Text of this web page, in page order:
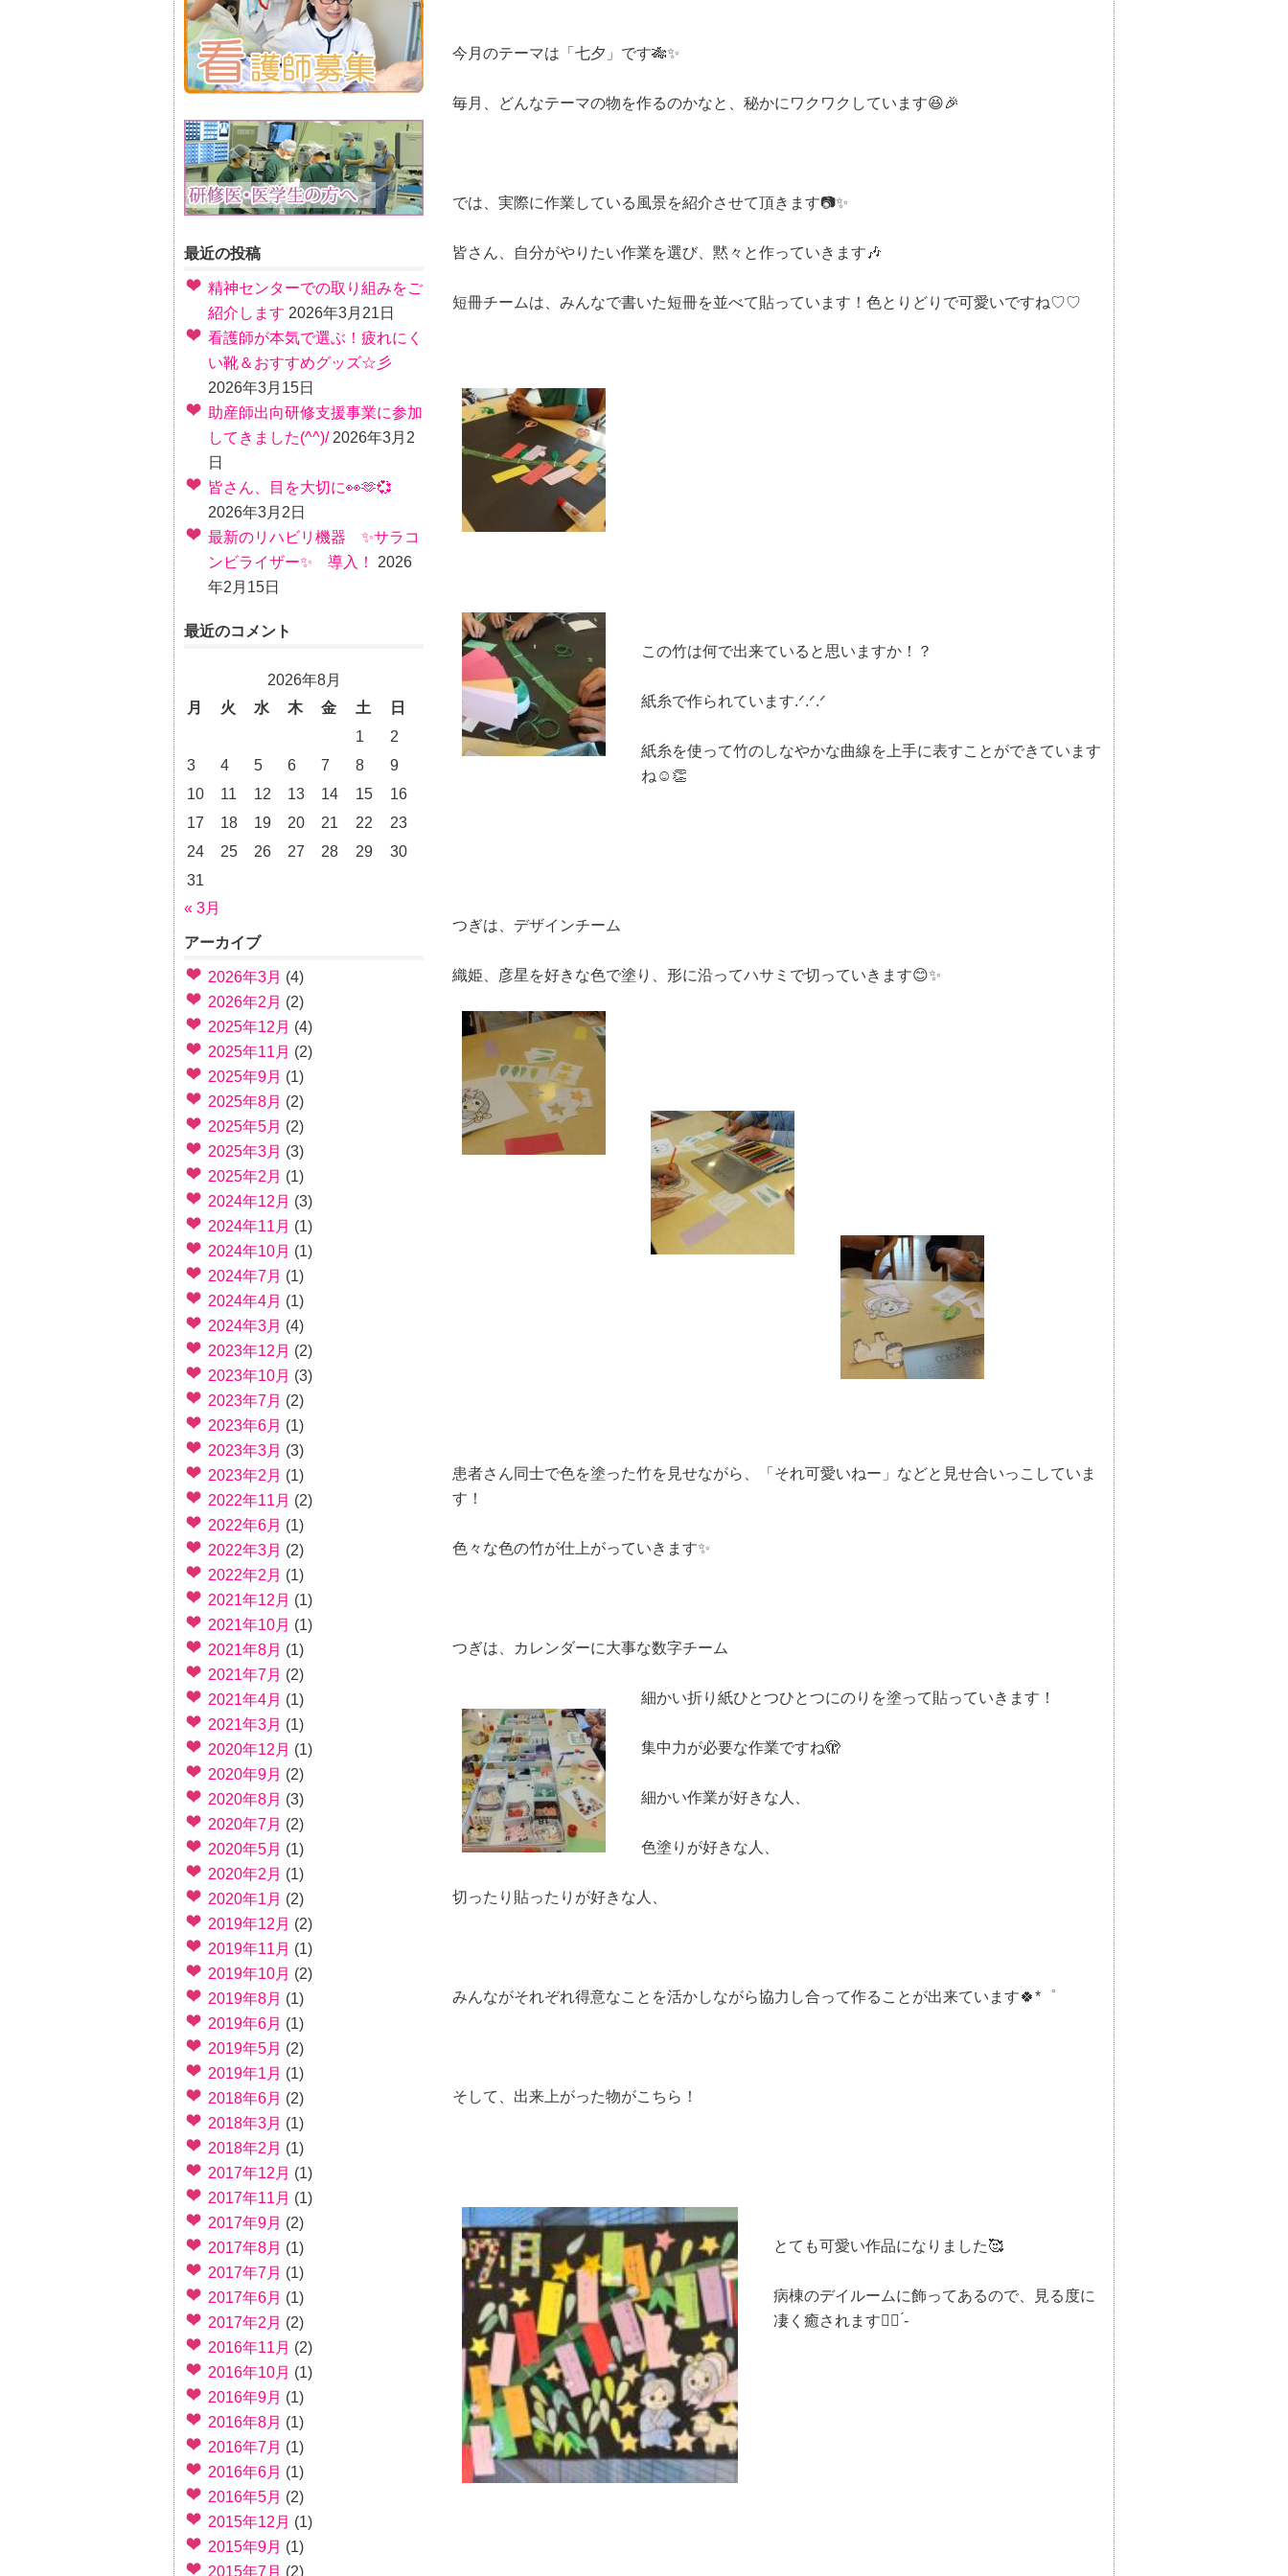
今月のテーマは「七夕」です‪🎋‬✨
毎月、どんなテーマの物を作るのかなと、秘かにワクワクしています😆🎉
では、実際に作業している風景を紹介させて頂きます📷✨
皆さん、自分がやりたい作業を選び、黙々と作っていきます🎶
短冊チームは、みんなで書いた短冊を並べて貼っています！色とりどりで可愛いですね♡♡
この竹は何で出来ていると思いますか！？
紙糸で作られています.ᐟ.ᐟ‪.ᐟ
紙糸を使って竹のしなやかな曲線を上手に表すことができています
ね☺️👏
つぎは、デザインチーム
織姫、彦星を好きな色で塗り、形に沿ってハサミで切っていきます😊✨
患者さん同士で色を塗った竹を見せながら、「それ可愛いねー」などと見せ合いっこしていま
す！
色々な色の竹が仕上がっていきます✨
つぎは、カレンダーに大事な数字チーム
細かい折り紙ひとつひとつにのりを塗って貼っていきます！
集中力が必要な作業ですね🫣
細かい作業が好きな人、
色塗りが好きな人、
切ったり貼ったりが好きな人、
みんながそれぞれ得意なことを活かしながら協力し合って作ることが出来ています🍀*゜
そして、出来上がった物がこちら！
とても可愛い作品になりました🥰
病棟のデイルームに飾ってあるので、見る度に
凄く癒されます‪👍🏻 ́-‬
最近の投稿
精神センターでの取り組みをご
紹介します 2026年3月21日
看護師が本気で選ぶ！疲れにく
い靴＆おすすめグッズ☆彡
2026年3月15日
助産師出向研修支援事業に参加
してきました(^^)/ 2026年3月2
日
皆さん、目を大切に👀🫶💞
2026年3月2日
最新のリハビリ機器 ✨サラコ
ンビライザー✨ 導入！
2026
年2月15日
最近のコメント
2026年8月
月
火 水 木 金 土
日
1
2
3
4 5 6 7 8
9
10
11 12 13 14 15
16
17
18 19 20 21 22
23
24
25 26 27 28 29
30
31
« 3月
アーカイブ
2026年3月 (4)
2026年2月 (2)
2025年12月 (4)
2025年11月 (2)
2025年9月 (1)
2025年8月 (2)
2025年5月 (2)
2025年3月 (3)
2025年2月 (1)
2024年12月 (3)
2024年11月 (1)
2024年10月 (1)
2024年7月 (1)
2024年4月 (1)
2024年3月 (4)
2023年12月 (2)
2023年10月 (3)
2023年7月 (2)
2023年6月 (1)
2023年3月 (3)
2023年2月 (1)
2022年11月 (2)
2022年6月 (1)
2022年3月 (2)
2022年2月 (1)
2021年12月 (1)
2021年10月 (1)
2021年8月 (1)
2021年7月 (2)
2021年4月 (1)
2021年3月 (1)
2020年12月 (1)
2020年9月 (2)
2020年8月 (3)
2020年7月 (2)
2020年5月 (1)
2020年2月 (1)
2020年1月 (2)
2019年12月 (2)
2019年11月 (1)
2019年10月 (2)
2019年8月 (1)
2019年6月 (1)
2019年5月 (2)
2019年1月 (1)
2018年6月 (2)
2018年3月 (1)
2018年2月 (1)
2017年12月 (1)
2017年11月 (1)
2017年9月 (2)
2017年8月 (1)
2017年7月 (1)
2017年6月 (1)
2017年2月 (2)
2016年11月 (2)
2016年10月 (1)
2016年9月 (1)
2016年8月 (1)
2016年7月 (1)
2016年6月 (1)
2016年5月 (2)
2015年12月 (1)
2015年9月 (1)
2015年7月 (2)